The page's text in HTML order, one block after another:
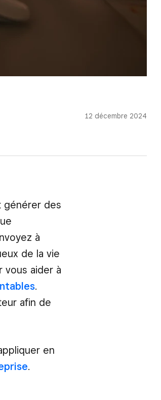
12 décembre 2024
générer des
à
de la vie
vous aider à
.
afin de
en
.